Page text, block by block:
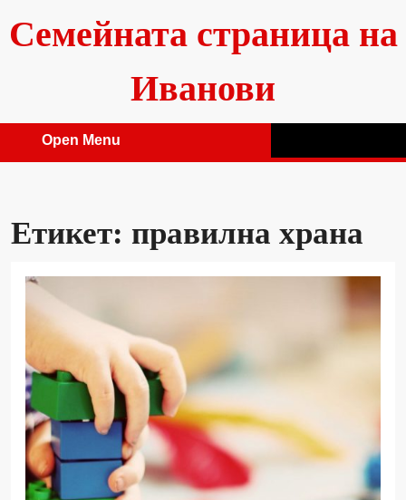
content
Семейната страница на
Иванови
Open Menu
Етикет: правилна храна